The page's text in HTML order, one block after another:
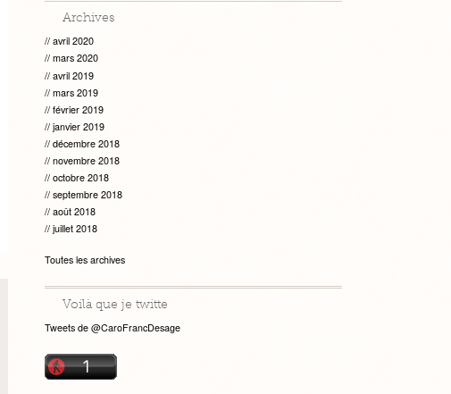
Archives
avril 2020
mars 2020
avril 2019
mars 2019
février 2019
janvier 2019
décembre 2018
novembre 2018
octobre 2018
septembre 2018
août 2018
juillet 2018
Toutes les archives
Voilà que je twitte
Tweets de @CaroFrancDesage